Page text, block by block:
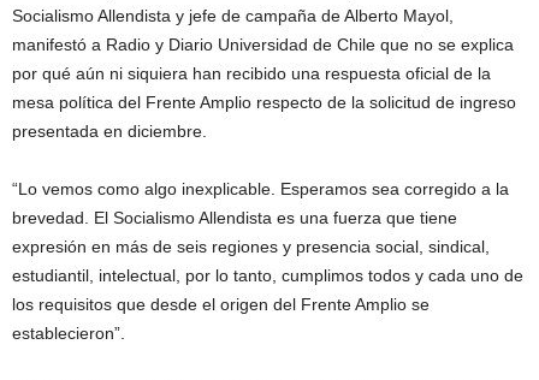
Socialismo Allendista y jefe de campaña de Alberto Mayol,
manifestó a Radio y Diario Universidad de Chile que no se explica
por qué aún ni siquiera han recibido una respuesta oficial de la
mesa política del Frente Amplio respecto de la solicitud de ingreso
presentada en diciembre.
“Lo vemos como algo inexplicable. Esperamos sea corregido a la
brevedad. El Socialismo Allendista es una fuerza que tiene
expresión en más de seis regiones y presencia social, sindical,
estudiantil, intelectual, por lo tanto, cumplimos todos y cada uno de
los requisitos que desde el origen del Frente Amplio se
establecieron”.